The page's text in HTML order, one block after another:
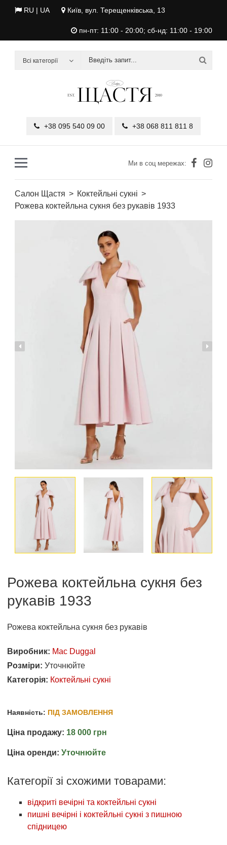
RU | UA Київ, вул. Терещенківська, 13
пн-пт: 11:00 - 20:00; сб-нд: 11:00 - 19:00
Всі категорії
+38 095 540 09 00 +38 068 811 811 8
Ми в соц мережах:
Салон Щастя
Коктейльні сукні
Рожева коктейльна сукня без рукавів 1933
Рожева коктейльна сукня без
рукавів 1933
Рожева коктейльна сукня без рукавів
Виробник: Mac Duggal
Розміри: Уточнюйте
Категорія: Коктейльні сукні
Наявність: ПІД ЗАМОВЛЕННЯ
Ціна продажу: 18 000 грн
Ціна оренди: Уточнюйте
Категорії зі схожими товарами:
відкриті вечірні та коктейльні сукні
пишні вечірні і коктейльні сукні з пишною
спідницею